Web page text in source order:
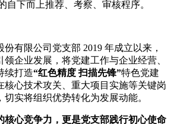
自下而上推荐、考察、审核程序。
有限公司党支部 2019 年成立以来，
企业发展，将党建工作与企业经营、
续打造“红色精度 扫描先锋”特色党建
核心技术攻关、重大项目实施等关键岗
实将组织优势转化为发展动能。
核心竞争力，更是党支部践行初心使命